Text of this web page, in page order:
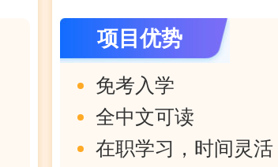
项目优势
免考入学
全中文可读
在职学习，时间灵活